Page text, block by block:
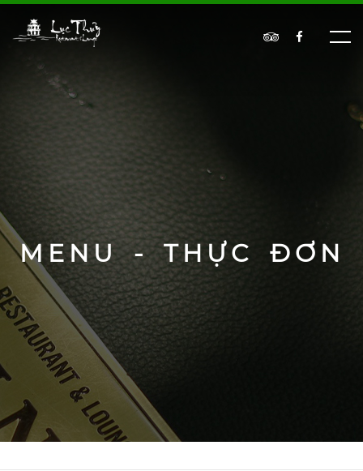
MENU - THỰC ĐƠN